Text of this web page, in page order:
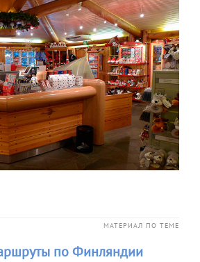
МАТЕРИАЛ ПО ТЕМЕ
по Финляндии